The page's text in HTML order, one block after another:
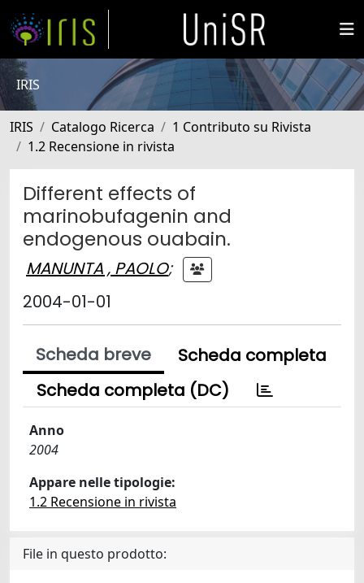
IRIS
IRIS Catalogo Ricerca
1 Contributo su Rivista
1.2 Recensione in rivista
Different effects of
marinobufagenin and
endogenous ouabain.
MANUNTA , PAOLO;
2004-01-01
Scheda breve
Scheda completa
Scheda completa (DC)
Anno
2004
Appare nelle tipologie:
1.2 Recensione in rivista
File in questo prodotto: